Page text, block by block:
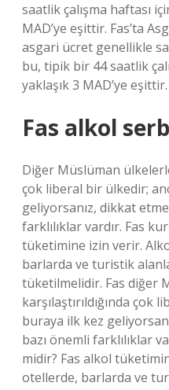
saatlik çalışma haftası
MAD’ye eşittir. Fas’ta
asgari ücret genellikle
bu, tipik bir 44 saatlik
yaklaşık 3 MAD’ye eşittir.
Fas alkol
Diğer Müslüman ülkelerle
çok liberal bir ülkedir;
geliyorsanız, dikkat
farklılıklar vardır. Fas
tüketimine izin verir.
barlarda ve turistik
tüketilmelidir. Fas diğer
karşılaştırıldığında
buraya ilk kez
bazı önemli farklılıklar
midir? Fas alkol
otellerde, barlarda ve